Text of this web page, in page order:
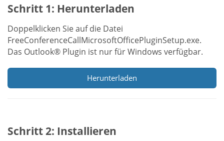
Schritt 1: Herunterladen
Doppelklicken Sie auf die Datei
FreeConferenceCallMicrosoftOfficePluginSetup.exe.
Das Outlook® Plugin ist nur für Windows verfügbar.
Herunterladen
Schritt 2: Installieren